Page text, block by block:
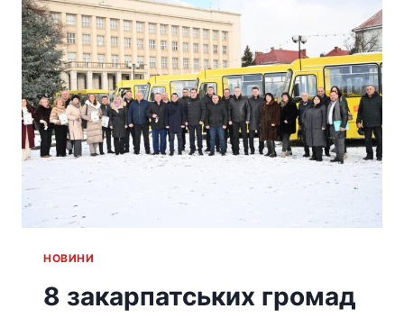
HОВИНИ
8 закарпатських громад